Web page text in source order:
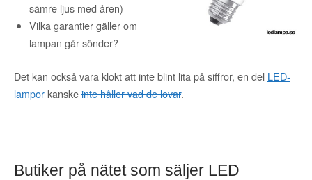
sämre ljus med åren)
Vilka garantier gäller om
lampan går sönder?
Det kan också vara klokt att inte blint lita på siffror, en del LED-
lamporkanskeinte håller vad de lovar.
Butiker på nätet som säljer LED